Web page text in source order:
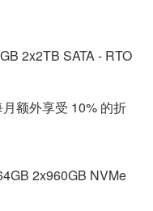
2x2TB SATA - RTO
额外享受 10% 的折
2x960GB NVMe